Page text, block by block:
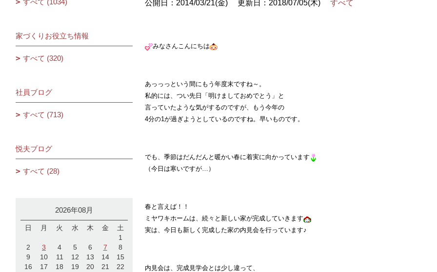
公開日：2014/03/21(金) 更新日：2018/07/05(木) すべて
みなさんこんにちは
あっっっという間にもう年度末ですね～。
私的には、つい先日「明けましておめでとう」と
言っていたような気がするのですが、もう今年の
4分の1が過ぎようとしているのですね。早いものです。
でも、季節はだんだんと暖かい春に着実に向かっています
（今日は寒いですが…）
春と言えば！！
ミヤワキホームは、続々と新しい家が完成していきます
実は、今日も新しく完成した家の内見会を行っています♪
内見会は、完成見学会とは少し違って、
すべて (1034)
家づくりお役立ち情報
すべて (320)
社員ブログ
すべて (713)
悦夫ブログ
すべて (28)
2026年08月
日 月 火 水 木 金
土
1
2
3 4 5 6 7
8
9
10 11 12 13 14
15
16
17 18 19 20 21
22